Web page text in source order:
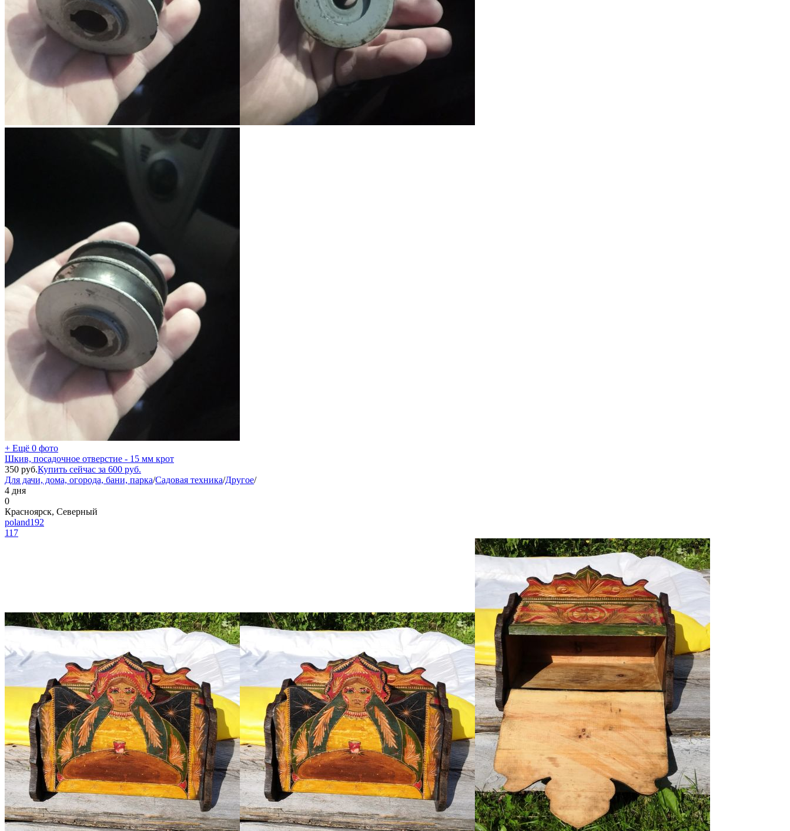
+ Ещё 0 фото
Шкив, посадочное отверстие - 15 мм крот
350 руб.Купить сейчас за 600 руб.
Для дачи, дома, огорода, бани, парка/Садовая техника/Другое/
4 дня
0
Красноярск, Северный
poland192
117